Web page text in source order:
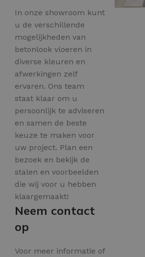
In onze showroom kunt
u de verschillende
mogelijkheden van
betonlook vloeren in
diverse kleuren en
afwerkingen zelf
ervaren. Ons team
staat klaar om u
persoonlijk te adviseren
en samen de beste
keuze te maken voor
uw project. Plan een
bezoek en bekijk de
stalen en voorbeelden
die wij voor u hebben
klaargemaakt!
Neem contact
op
Voor meer informatie of